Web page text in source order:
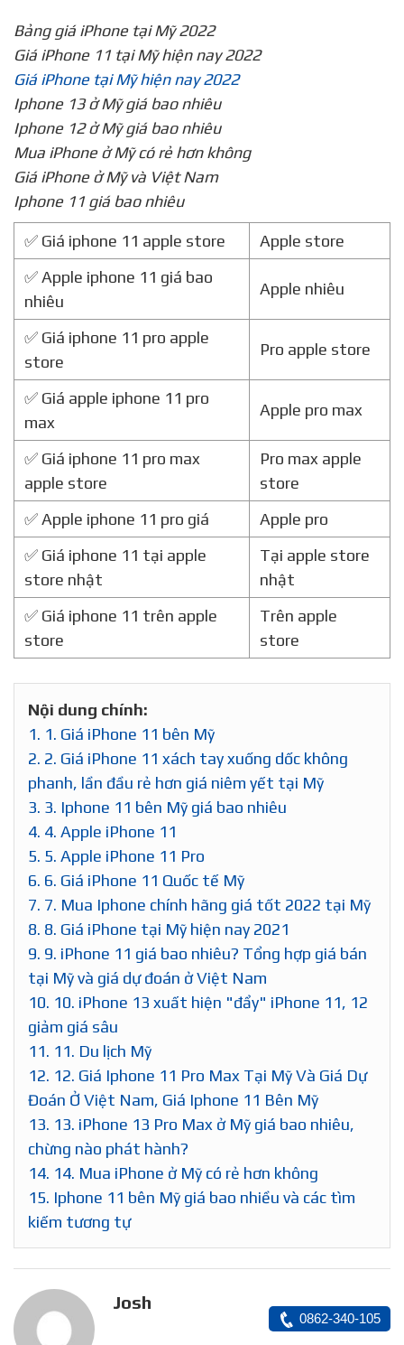
Bảng giá iPhone tại Mỹ 2022
Giá iPhone 11 tại Mỹ hiện nay 2022
Giá iPhone tại Mỹ hiện nay 2022
Iphone 13 ở Mỹ giá bao nhiêu
Iphone 12 ở Mỹ giá bao nhiêu
Mua iPhone ở Mỹ có rẻ hơn không
Giá iPhone ở Mỹ và Việt Nam
Iphone 11 giá bao nhiêu
✅ Giá iphone 11 apple store
Apple store
✅ Apple iphone 11 giá bao
nhiêu
Apple nhiêu
✅ Giá iphone 11 pro apple
store
Pro apple store
✅ Giá apple iphone 11 pro
max
Apple pro max
✅ Giá iphone 11 pro max
apple store
Pro max apple
store
✅ Apple iphone 11 pro giá
Apple pro
✅ Giá iphone 11 tại apple
store nhật
Tại apple store
nhật
✅ Giá iphone 11 trên apple
store
Trên apple
store
Nội dung chính:
1. 1. Giá iPhone 11 bên Mỹ
2. 2. Giá iPhone 11 xách tay xuống dốc không
phanh, lần đầu rẻ hơn giá niêm yết tại Mỹ
3. 3. Iphone 11 bên Mỹ giá bao nhiêu
4. 4. Apple iPhone 11
5. 5. Apple iPhone 11 Pro
6. 6. Giá iPhone 11 Quốc tế Mỹ
7. 7. Mua Iphone chính hãng giá tốt 2022 tại Mỹ
8. 8. Giá iPhone tại Mỹ hiện nay 2021
9. 9. iPhone 11 giá bao nhiêu? Tổng hợp giá bán
tại Mỹ và giá dự đoán ở Việt Nam
10. 10. iPhone 13 xuất hiện "đẩy" iPhone 11, 12
giảm giá sâu
11. 11. Du lịch Mỹ
12. 12. Giá Iphone 11 Pro Max Tại Mỹ Và Giá Dự
Đoán Ở Việt Nam, Giá Iphone 11 Bên Mỹ
13. 13. iPhone 13 Pro Max ở Mỹ giá bao nhiêu,
chừng nào phát hành?
14. 14. Mua iPhone ở Mỹ có rẻ hơn không
15. Iphone 11 bên Mỹ giá bao nhiều và các tìm
kiếm tương tự
Josh
0862-340-105